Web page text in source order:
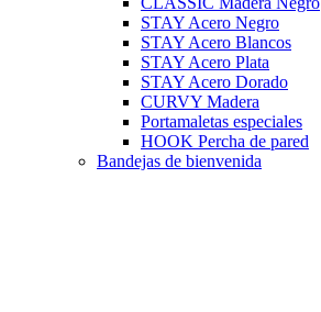
STAY Acero Negro
STAY Acero Blancos
STAY Acero Plata
STAY Acero Dorado
CURVY Madera
Portamaletas especiales
HOOK Percha de pared
Bandejas de bienvenida